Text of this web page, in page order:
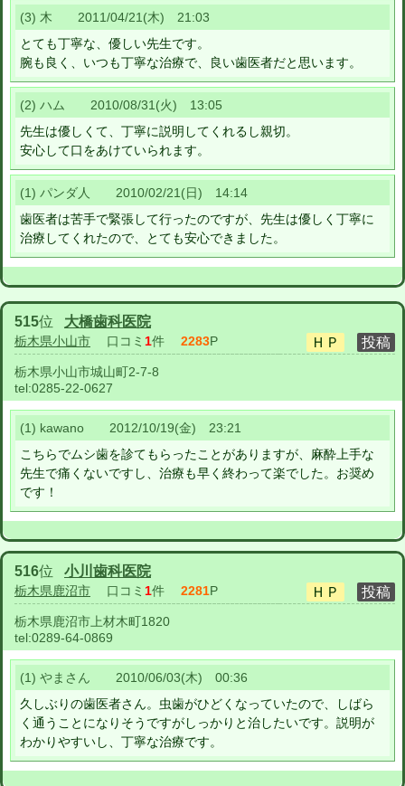
(3) 木 2011/04/21(木) 21:03
とても丁寧な、優しい先生です。
腕も良く、いつも丁寧な治療で、良い歯医者だと思います。
(2) ハム 2010/08/31(火) 13:05
先生は優しくて、丁寧に説明してくれるし親切。
安心して口をあけていられます。
(1) パンダ人 2010/02/21(日) 14:14
歯医者は苦手で緊張して行ったのですが、先生は優しく丁寧に
治療してくれたので、とても安心できました。
515位 大橋歯科医院
栃木県小山市 口コミ 1件 2283P
栃木県小山市城山町2-7-8
tel:0285-22-0627
(1) kawano 2012/10/19(金) 23:21
こちらでムシ歯を診てもらったことがありますが、麻酔上手な
先生で痛くないですし、治療も早く終わって楽でした。お奨め
です！
516位 小川歯科医院
栃木県鹿沼市 口コミ 1件 2281P
栃木県鹿沼市上材木町1820
tel:0289-64-0869
(1) やまさん 2010/06/03(木) 00:36
久しぶりの歯医者さん。虫歯がひどくなっていたので、しばら
く通うことになりそうですがしっかりと治したいです。説明が
わかりやすいし、丁寧な治療です。